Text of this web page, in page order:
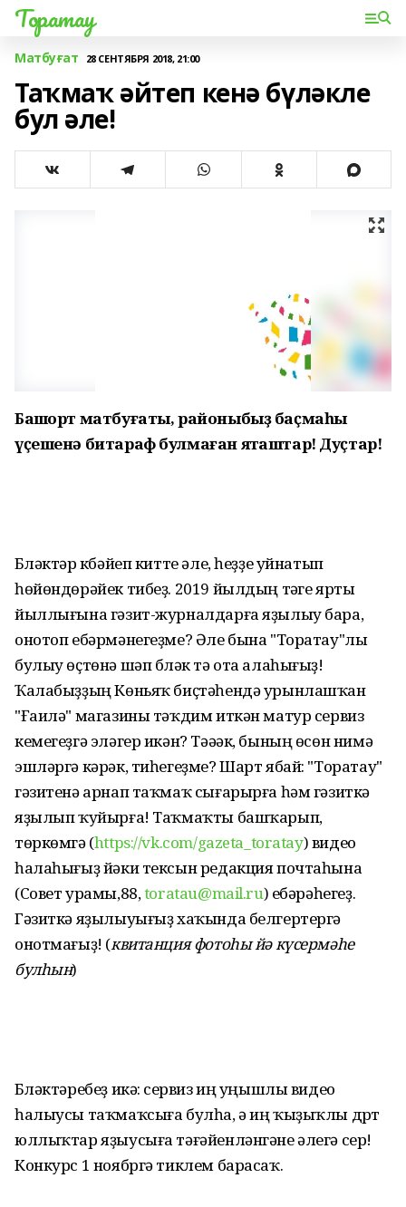
Торатау
Матбуғат 28 СЕНТЯБРЯ 2018, 21:00
Таҡмаҡ әйтеп кенә бүләкле
бул әле!
Башҡорт матбуғаты, районыбыҙ баҫмаһы
үҫешенә битараф булмаған яҡташтар! Дуҫтар!
Бүләктәр күбәйеп китте әле, һеҙҙе уйнатып
һөйөндөрәйек тибеҙ. 2019 йылдың тәүге ярты
йыллығына гәзит-журналдарға яҙылыу бара,
онотоп ебәрмәнегеҙме? Әле бына "Торатау"лы
булыу өҫтөнә шәп бүләк тә ота алаһығыҙ!
Ҡалабыҙҙың Көньяҡ биҫтәһендә урынлашҡан
"Ғаилә" магазины тәҡдим иткән матур сервиз
кемегеҙгә эләгер икән? Тәәәк, бының өсөн нимә
эшләргә кәрәк, тиһегеҙме? Шарт ябай: "Торатау"
гәзитенә арнап таҡмаҡ сығарырға һәм гәзиткә
яҙылып ҡуйырға! Таҡмаҡты башҡарып,
төркөмгә (https://vk.com/gazeta_toratay) видео
һалаһығыҙ йәки тексын редакция почтаһына
(Совет урамы,88,toratau@mail.ru) ебәрәһегеҙ.
Гәзиткә яҙылыуығыҙ хаҡында белгертергә
онотмағыҙ! (квитанция фотоһы йә күсермәһе
булһын)
Бүләктәребеҙ икәү: сервиз иң уңышлы видео
һалыусы таҡмаҡсыға булһа, ә иң ҡыҙыҡлы дүрт
юллыҡтар яҙыусыға тәғәйенләнгәне әлегә сер!
Конкурс 1 ноябргә тиклем барасаҡ.